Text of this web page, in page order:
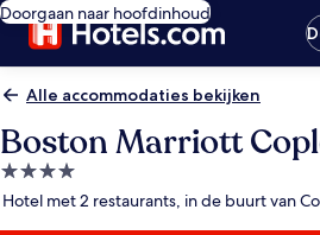
Doorgaan naar hoofdinhoud
Alle accommodaties bekijken
Boston Marriott
4.0-
sterrenaccommodatie
Hotel met 2 restaurants, in de buurt van